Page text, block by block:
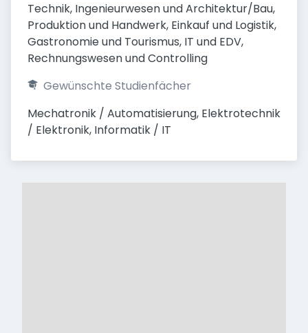
Technik, Ingenieurwesen und Architektur/Bau,
Produktion und Handwerk, Einkauf und Logistik,
Gastronomie und Tourismus, IT und EDV,
Rechnungswesen und Controlling
Gewünschte Studienfächer
Mechatronik / Automatisierung, Elektrotechnik
/ Elektronik, Informatik / IT